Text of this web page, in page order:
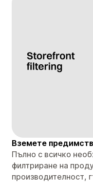
Вземете
Пълно с всичко
филтриране на
производителност,